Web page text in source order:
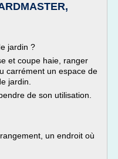
jardin ?
et coupe haie, ranger
carrément un espace de
jardin.
de son utilisation.
un endroit où